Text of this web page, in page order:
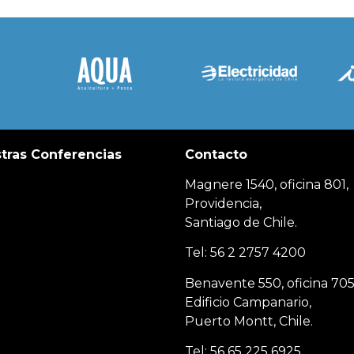
Conferencias Contacto
Magnere 1540, oficina 801,
Providencia,
Santiago de Chile.
Tel: 56 2 2757 4200
Benavente 550, oficina
Edificio Campanario,
Puerto Montt, Chile.